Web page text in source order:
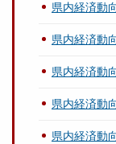
県内経済動
県内経済動
県内経済動
県内経済動
県内経済動